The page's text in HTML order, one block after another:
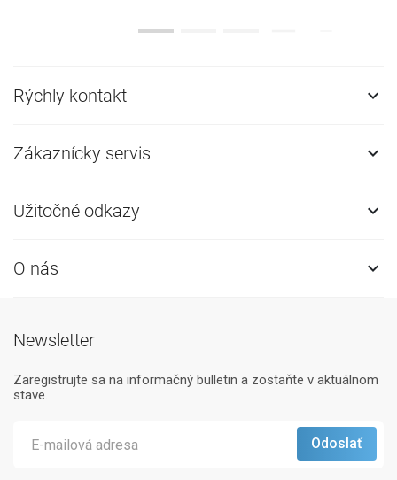
Rýchly kontakt 
Zákaznícky servis 
Užitočné odkazy 
O nás 
Newsletter
Zaregistrujte sa na informačný bulletin a zostaňte v aktuálnom
stave.
ZOBRAZIŤ PODROBNOSTI